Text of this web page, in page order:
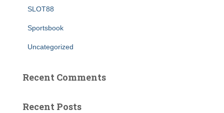
SLOT88
Sportsbook
Uncategorized
Recent Comments
Recent Posts